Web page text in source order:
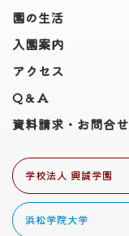
園の生活
入園案内
アクセス
Q＆A
資料請求・お問合せ
学校法人 興誠学園
浜松学院大学